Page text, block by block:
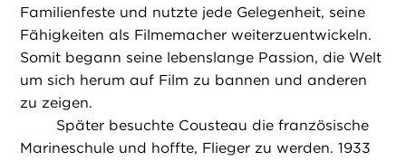
Familienfeste und nutzte jede Gelegenheit, seine
Fähigkeiten als Filmemacher weiterzuentwickeln.
Somit begann seine lebenslange Passion, die Welt
um sich herum auf Film zu bannen und anderen
zu zeigen.
Später besuchte Cousteau die französische
Marineschule und hoffte, Flieger zu werden. 1933